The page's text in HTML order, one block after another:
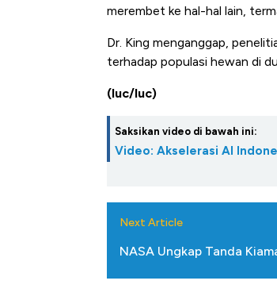
merembet ke hal-hal lain,
Dr. King menganggap,
terhadap populasi hewan di
(luc/luc)
Saksikan video di bawah ini:
Video: Akselerasi AI
Next Article
NASA Ungkap Tanda